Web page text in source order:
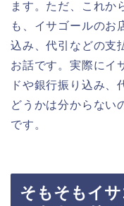
ます。ただ、これか
も、イサゴールのお
込み、代引などの支
お話です。実際にイ
ドや銀行振り込み、
どうかは分からない
です。
そもそもイ